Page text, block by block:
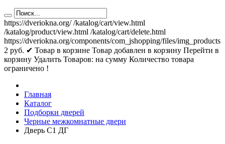
https://dveriokna.org/ /katalog/cart/view.html
/katalog/product/view.html /katalog/cart/delete.html
https://dveriokna.org/components/com_jshopping/files/img_products
2 руб. ✔ Товар в корзине Товар добавлен в корзину Перейти в
корзину Удалить Товаров: на сумму Количество товара
ограничено !
Главная
Каталог
Подборки дверей
Черные межкомнатные двери
Дверь С1 ДГ